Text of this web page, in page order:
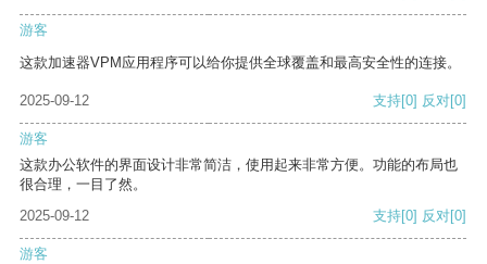
游客
这款加速器VPM应用程序可以给你提供全球覆盖和最高安全性的连接。
2025-09-12 支持[0] 反对[0]
游客
这款办公软件的界面设计非常简洁，使用起来非常方便。功能的布局也
很合理，一目了然。
2025-09-12
支持[0] 反对[0]
游客